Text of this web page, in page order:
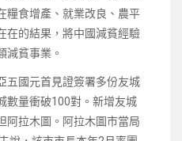
糧食增產、就業改良、農平
在的結果，將中國減貧經驗
減貧事業。
五國元首見證簽署多份友城
數量衝破100對。新增友城
阿拉木圖。阿拉木圖市當局